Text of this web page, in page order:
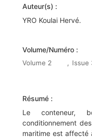
Auteur(s) :
YRO Koulai Hervé.
Volume/Numéro :
Volume 2 , Issue
Résumé :
Le conteneur,
conditionnement
maritime est affecté